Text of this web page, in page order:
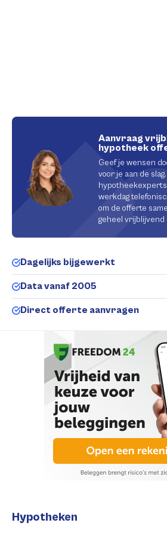
Aanvraag
hypotheek
Geef je wensen
voor je aan de
werkdag
om de offerte
geheel vrijblijvend
Dagelijks bijgewerkt
Data vanaf 2005
Direct offerte aanvragen
Hypotheken